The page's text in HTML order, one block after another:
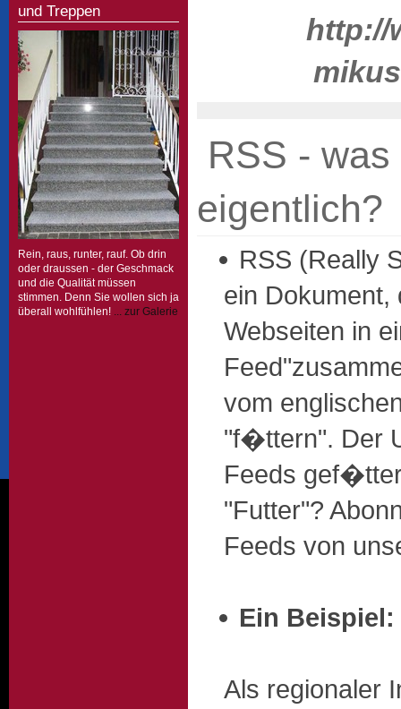
und Treppen
Rein, raus, runter, rauf. Ob drin
oder draussen - der Geschmack
und die Qualität müssen
stimmen. Denn Sie wollen sich ja
überall wohlfühlen!... zur Galerie
http://
RSS -
eigentlich?
RSS (Really
ein
Webseiten in
vom
"f�ttern". Der
Feeds
"Futter"?
Feeds von
Ein Beispiel:
Als regionaler